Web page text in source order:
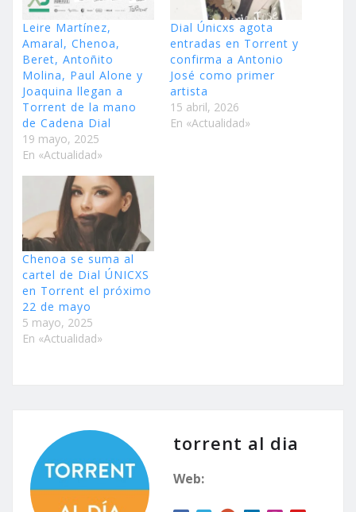
Leire Martínez,
Amaral, Chenoa,
Beret, Antoñito
Molina, Paul Alone y
Joaquina llegan a
Torrent de la mano
de Cadena Dial
19 mayo, 2025
En «Actualidad»
Dial Únicxs agota
entradas en Torrent y
confirma a Antonio
José como primer
artista
15 abril, 2026
En «Actualidad»
Chenoa se suma al
cartel de Dial ÚNICXS
en Torrent el próximo
22 de mayo
5 mayo, 2025
En «Actualidad»
torrent al dia
Web: